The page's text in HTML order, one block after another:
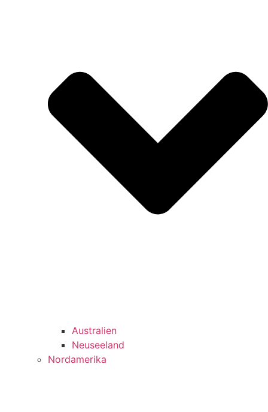
Australien
Neuseeland
Nordamerika